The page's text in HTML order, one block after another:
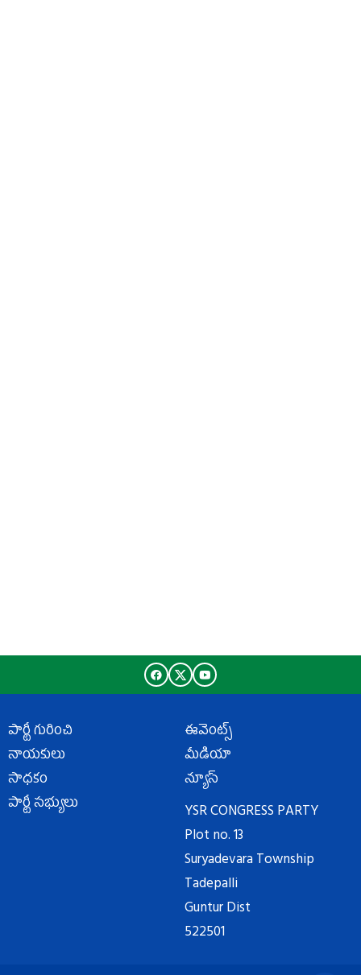
పార్టీ గురించి
నాయకులు
సాధకం
పార్టీ సభ్యులు
ఈవెంట్స్
మీడియా
న్యూస్
YSR CONGRESS PARTY
Plot no. 13
Suryadevara Township
Tadepalli
Guntur Dist
522501